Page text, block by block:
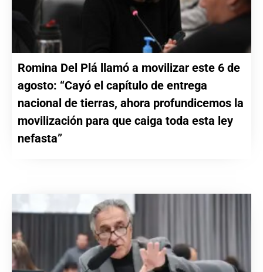
Romina Del Plá llamó a movilizar este 6 de
agosto: “Cayó el capítulo de entrega
nacional de tierras, ahora profundicemos la
movilización para que caiga toda esta ley
nefasta”